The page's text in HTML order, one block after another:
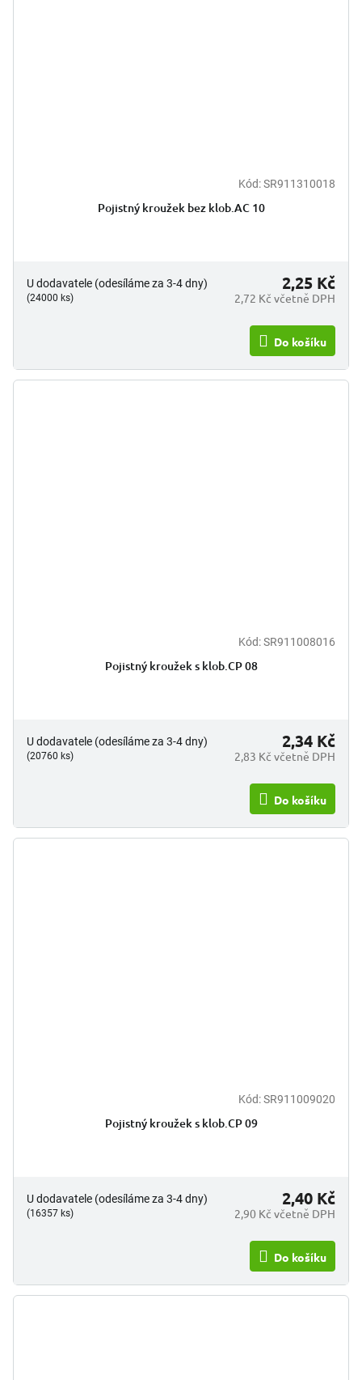
Kód:SR911310018
Pojistný kroužek bez klob.AC 10
U dodavatele (odesíláme za 3-4 dny)
(24000 ks) 2,72 Kč včetně DPH
2,25 Kč
Do košíku
Kód:SR911008016
Pojistný kroužek s klob.CP 08
U dodavatele (odesíláme za 3-4 dny)
(20760 ks) 2,83 Kč včetně DPH
2,34 Kč
Do košíku
Kód:SR911009020
Pojistný kroužek s klob.CP 09
U dodavatele (odesíláme za 3-4 dny)
(16357 ks) 2,90 Kč včetně DPH
2,40 Kč
Do košíku